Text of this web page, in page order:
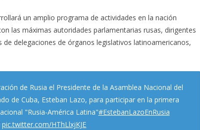
un amplio programa de actividades en la nación
las máximas autoridades parlamentarias rusas, dirigentes
delegaciones de órganos legislativos latinoamericanos,
de Rusia el Presidente de la Asamblea Nacional del
de Cuba, Esteban Lazo, para participar en la primera
"Rusia-América Latina"#EstebanLazoEnRusia
pic.twitter.com/HThLlxjKJE